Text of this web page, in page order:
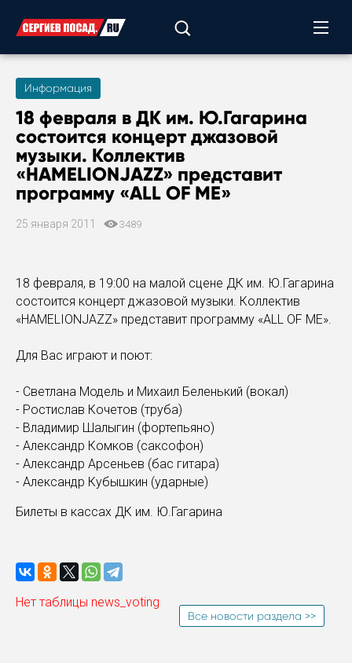
Информация
18 февраля в ДК им. Ю.Гагарина
состоится концерт джазовой
музыки. Коллектив
«HAMELIONJAZZ» представит
программу «ALL OF ME»
25 января 2011 3489
18 февраля, в 19:00 на малой сцене ДК им. Ю.Гагарина
состоится концерт джазовой музыки. Коллектив
«HAMELIONJAZZ» представит программу «ALL OF ME».
Для Вас играют и поют:
- Светлана Модель и Михаил Беленький (вокал)
- Ростислав Кочетов (труба)
- Владимир Шалыгин (фортепьяно)
- Александр Комков (саксофон)
- Александр Арсеньев (бас гитара)
- Александр Кубышкин (ударные)
Билеты в кассах ДК им. Ю.Гагарина
Нет таблицы news_voting
Все новости раздела >>